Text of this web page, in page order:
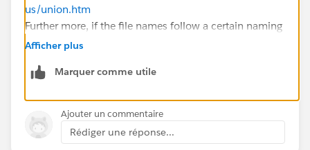
us/union.htm
Further more, if the file names follow a certain naming
conversion, you can configure Tableau to search for a
using Tableau server, there are several ways to
accomplish it. Lack of any detail, you can take a look
at the following link to get you started, where you can
Afficher plus
Marquer comme utile
Ajouter un commentaire
Rédiger une réponse...